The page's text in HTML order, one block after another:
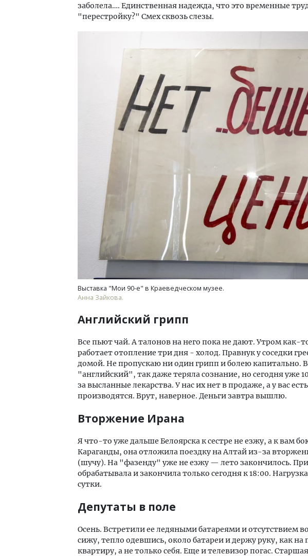
заболела…. Единственная надежда, что это временные
"перестройку?" Смех сквозь слезы.
Выставка "Мои 90-е" в Краеведческом музее.
Анна Зайкова.
Английский грипп
Все пьют чай. А талонов на него пока не дают. Утром как-
работает отопление три дня - холод. Правнук у соседки
домой. Не пропускаю ни один грипп и болею капитально.
"английский", так даже теряла сознание, но сегодня уже
за высланные лекарства. У нас их нет в продаже, а у вас
производятся. Врут, наверное. Деньги завтра вышлю.
Вторжение Ирана
Я что-то уже дальше Белоярска к сестре не езжу, а к вам
Караганды, она отложила поездку на Алтай из-за
(шучу). На "фазенду" уже не езжу — лето закончилось.
обрабатывала и закончила только сегодня к 18:00.
сутки.
Депутаты в поле
Осень. Встретили ее ледяными батареями и отсутствием
сижу, тепло одевшись, около батареи и держу руку, как на
квартиру, а не только себя. Еще и телевизор погас.